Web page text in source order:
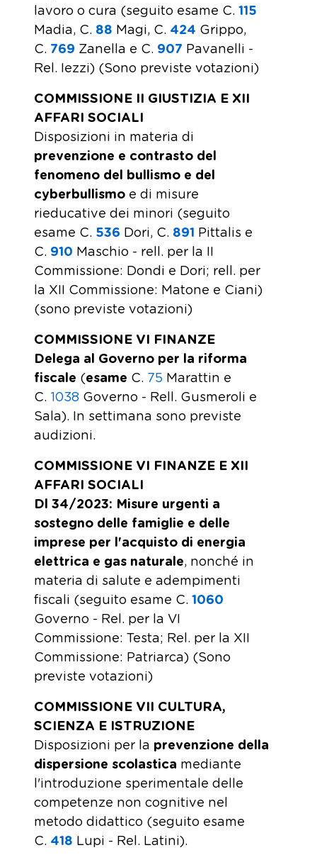
lavoro o cura (seguito esame C. 115
Madia, C. 88 ​ Magi, C. 424 ​ Grippo,
C. 769 ​ Zanella e C. 907 ​ Pavanelli -
Rel. Iezzi) (Sono previste votazioni)
COMMISSIONE II GIUSTIZIA E XII
AFFARI SOCIALI
Disposizioni in materia di
prevenzione e contrasto del
fenomeno del bullismo e del
cyberbullismo e di misure
rieducative dei minori (seguito
esame C. 536 Dori, C. 891 Pittalis e
C. 910 Maschio - rell. per la II
Commissione: Dondi e Dori; rell. per
la XII Commissione: Matone e Ciani)
(sono previste votazioni)
COMMISSIONE VI FINANZE
Delega al Governo per la riforma
fiscale (esame C. 75 Marattin e
C. 1038 Governo - Rell. Gusmeroli e
Sala). In settimana sono previste
audizioni.
COMMISSIONE VI FINANZE E XII
AFFARI SOCIALI
Dl 34/2023: Misure urgenti a
sostegno delle famiglie e delle
imprese per l'acquisto di energia
elettrica e gas naturale, nonché in
materia di salute e adempimenti
fiscali (seguito esame C. 1060
Governo - Rel. per la VI
Commissione: Testa; Rel. per la XII
Commissione: Patriarca) (Sono
previste votazioni)
COMMISSIONE VII CULTURA,
SCIENZA E ISTRUZIONE
Disposizioni per la prevenzione della
dispersione scolastica mediante
l'introduzione sperimentale delle
competenze non cognitive nel
metodo didattico (seguito esame
C. 418 ​ Lupi - Rel. Latini).